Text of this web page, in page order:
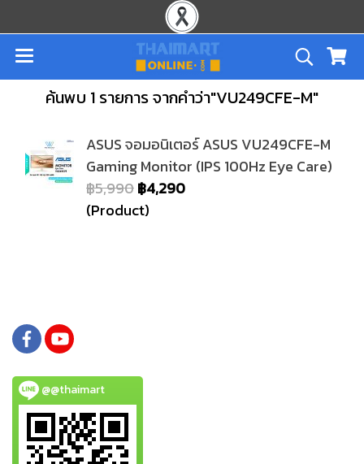
ค้นพบ 1 รายการ จากคำว่า"VU249CFE-M"
ASUS จอมอนิเตอร์ ASUS VU249CFE-M
Gaming Monitor (IPS 100Hz Eye Care)
฿5,990฿4,290
(Product)
@@thaimart